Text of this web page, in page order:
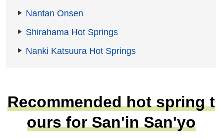
Nantan Onsen
Shirahama Hot Springs
Nanki Katsuura Hot Springs
Recommended hot spring t
ours for San'in San'yo